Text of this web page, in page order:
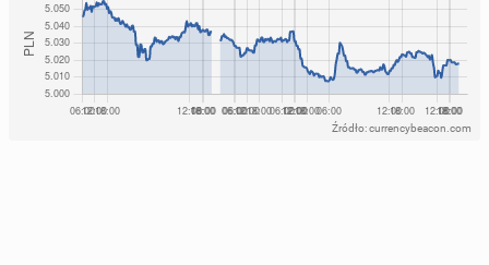
Źródło: currencybeacon.com